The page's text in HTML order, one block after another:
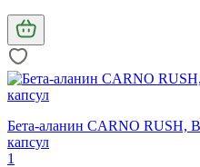
Бета-аланин CARNO RUSH,
капсул
1